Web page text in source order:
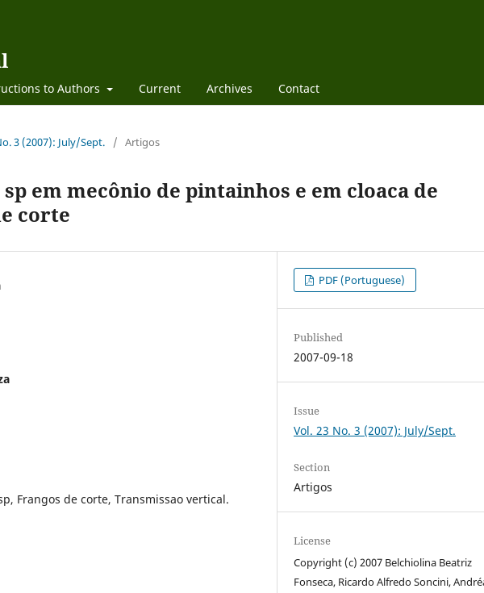
to Authors Current Archives Contact
3 (2007): July/Sept. / Artigos
em mecônio de pintainhos e em cloaca de
corte
Frangos de corte, Transmissao vertical.
PDF (Portuguese)
Published
2007-09-18
Issue
Vol. 23 No. 3 (2007): July/Sept.
Section
Artigos
License
Copyright (c) 2007 Belchiolina Beatriz
Fonseca, Ricardo Alfredo Soncini,